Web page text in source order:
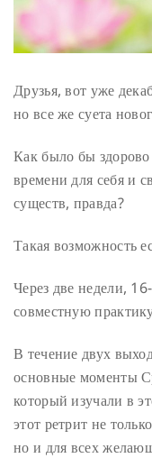
Друзья, вот уже
но все же суета
Как было бы
времени для себя и
существ, правда?
Такая возможность
Через две недели,
совместную
В течение двух
основные моменты
который изучали в
этот ретрит не
но и для всех